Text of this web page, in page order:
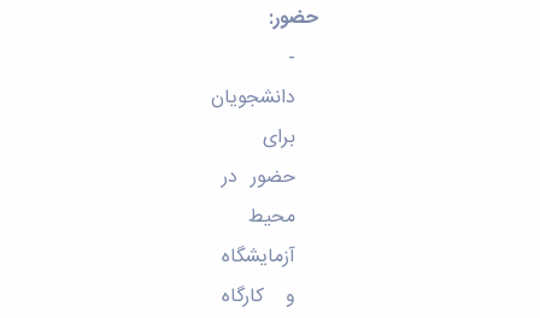
حضور:
-
دانشجویان
برای
حضور در
محیط
آزمایشگاه
و کارگاه